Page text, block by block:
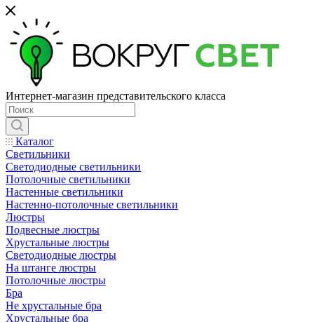
Интернет-магазин представительского класса
Каталог
Светильники
Светодиодные светильники
Потолочные светильники
Настенные светильники
Настенно-потолочные светильники
Люстры
Подвесные люстры
Хрустальные люстры
Светодиодные люстры
На штанге люстры
Потолочные люстры
Бра
Не хрустальные бра
Хрустальные бра